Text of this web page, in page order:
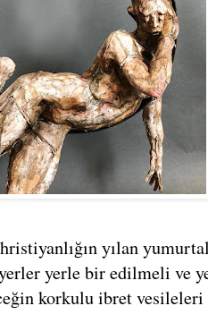
hristiyanlığın yılan
yerle bir edilmeli ve
korkulu ibret vesileleri